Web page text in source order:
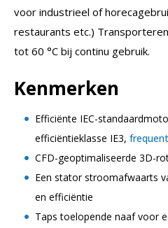
voor industrieel of
restaurants etc.)
tot 60 °C bij continu gebruik.
Kenmerken
Efficiënte IEC-
efficiëntieklasse IE3,
CFD-geoptimaliseerde 3D-
Een stator stroomafwaarts
en efficiëntie
Taps toelopende naaf voor